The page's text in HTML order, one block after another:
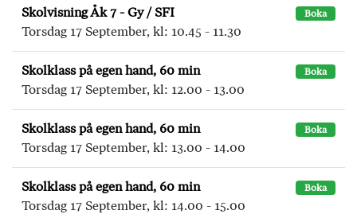
Skolvisning Åk 7 - Gy / SFI Boka
Torsdag 17 September, kl: 10.45 - 11.30
Skolklass på egen hand, 60 min Boka
Torsdag 17 September, kl: 12.00 - 13.00
Skolklass på egen hand, 60 min Boka
Torsdag 17 September, kl: 13.00 - 14.00
Skolklass på egen hand, 60 min Boka
Torsdag 17 September, kl: 14.00 - 15.00